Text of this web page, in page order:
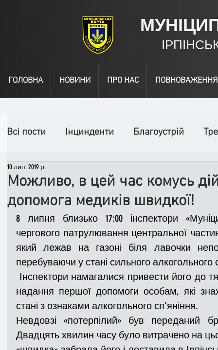
ГОЛОВНА НОВИНИ ПРО НАС ПОВНОВАЖЕННЯ
Всі пости Інцинденти Благоустрій
День народження
Надзвичайні заходи
Медицина Новини ДТП
Адмінпротокол Свята Поліція
Війна Розмінування Добровільна
Можливо, в цей час комусь
допомога медиків швидкої!
10 лип. 2019 р.
8 липня близько 17:00 інспектори
чергового патрулювання центральної
який лежав на газоні біля лавочки
перебуваючи у стані сильного алкогольного
надання першої допомоги особам, які
стані з ознаками алкогольного сп’яніння.
Невдовзі «потерпілий» був переданий
Двадцять хвилин часу було витрачено на